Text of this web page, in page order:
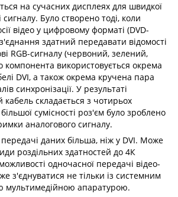
на сучасних дисплеях для швидкої
сигналу. Було створено тоді, коли
відео у цифровому форматі (DVD-
здатний передавати відомості
RGB-сигналу (червоний, зелений,
компонента використовується окрема
DVI, а також окрема кручена пара
синхронізації. У результаті
складається з чотирьох
сумісності роз'єм було зроблено
аналогового сигналу.
даних більша, ніж у DVI. Може
роздільних здатностей до 4К
одночасної передачі відео-
з'єднуватися не тільки із системним
мультимедійною апаратурою.